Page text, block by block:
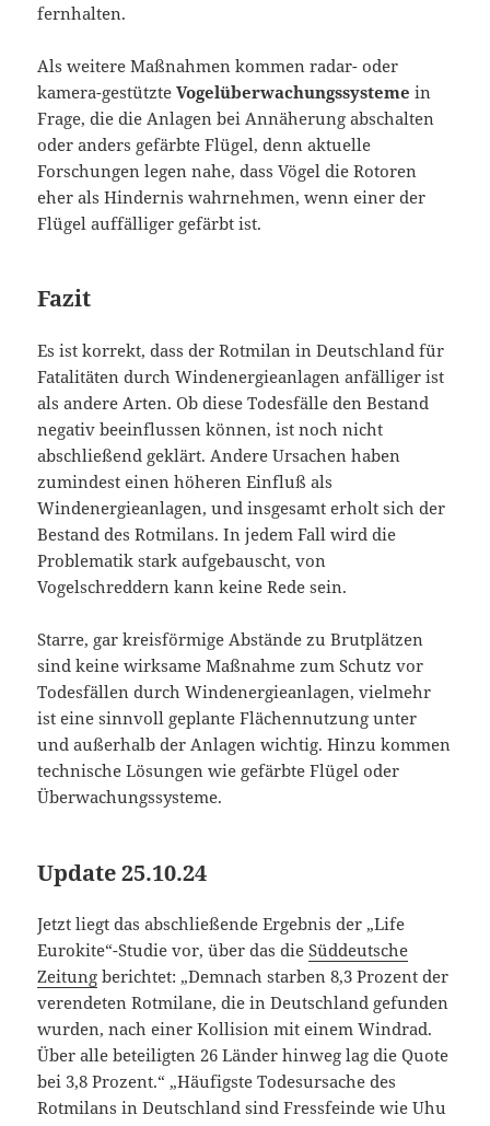
fernhalten.
Als weitere Maßnahmen kommen radar- oder
kamera-gestützteVogelüberwachungssysteme in
Frage, die die Anlagen bei Annäherung abschalten
oder anders gefärbte Flügel, denn aktuelle
Forschungen legen nahe, dass Vögel die Rotoren
eher als Hindernis wahrnehmen, wenn einer der
Flügel auffälliger gefärbt ist.
Fazit
Es ist korrekt, dass der Rotmilan in Deutschland für
Fatalitäten durch Windenergieanlagen anfälliger ist
als andere Arten. Ob diese Todesfälle den Bestand
negativ beeinflussen können, ist noch nicht
abschließend geklärt. Andere Ursachen haben
zumindest einen höheren Einfluß als
Windenergieanlagen, und insgesamt erholt sich der
Bestand des Rotmilans. In jedem Fall wird die
Problematik stark aufgebauscht, von
Vogelschreddern kann keine Rede sein.
Starre, gar kreisförmige Abstände zu Brutplätzen
sind keine wirksame Maßnahme zum Schutz vor
Todesfällen durch Windenergieanlagen, vielmehr
ist eine sinnvoll geplante Flächennutzung unter
und außerhalb der Anlagen wichtig. Hinzu kommen
technische Lösungen wie gefärbte Flügel oder
Überwachungssysteme.
Update 25.10.24
Jetzt liegt das abschließende Ergebnis der „Life
Eurokite“-Studie vor, über das dieSüddeutsche
Zeitung berichtet: „Demnach starben 8,3 Prozent der
verendeten Rotmilane, die in Deutschland gefunden
wurden, nach einer Kollision mit einem Windrad.
Über alle beteiligten 26 Länder hinweg lag die Quote
bei 3,8 Prozent.“ „Häufigste Todesursache des
Rotmilans in Deutschland sind Fressfeinde wie Uhu